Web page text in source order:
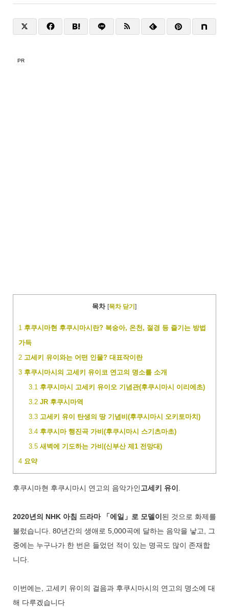
목차 [목차 닫기]
1 후쿠시마현 후쿠시마시란? 복숭아, 온천, 절경 등 즐기는 방법
가득
2고세키 유이와는 어떤 인물? 대표작이란
3후쿠시마시의 고세키 유이코 연고의 명소를 소개
3.1 후쿠시마시 고세키 유이오 기념관(후쿠시마시 이리에초)
3.2JR 후쿠시마역
3.3고세키 유이 탄생의 땅 기념비(후쿠시마시 오키토마치)
3.4후쿠시마 행진곡 가비(후쿠시마시 스기츠마초)
3.5새벽에 기도하는 가비(신부산 제1 전망대)
4요약
후쿠시마현 후쿠시마시 연고의 음악가인 고세키 유이
2020년의 NHK 아침 드라마 「에일」로 모델이 된 것으로 화제를
불렀습니다. 80년간의 생애로 5,000곡에 달하는 음악을 낳고, 그
중에는 누구나가 한 번은 들었던 적이 있는 명곡도 많이 존재합
니다.
이번에는, 고세키 유이의 걸음과 후쿠시마시의 연고의 명소에 대
해 다루겠습니다